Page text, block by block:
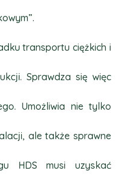
transportu ciężkich i
Sprawdza się więc
Umożliwia nie tylko
ale także sprawne
HDS musi uzyskać